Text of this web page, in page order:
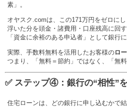
素」。
オヤスク.comは、この171万円をゼロにし
浮いた分を頭金・諸費用・口座残高に回す
「資金に余裕のある申込者」として銀行に
実際、手数料無料を活用したお客様のロ
つまり、「無料＝節約」ではなく、「無
✅ ステップ④：銀行の“相性”
住宅ローンは、どの銀行に申し込むかで